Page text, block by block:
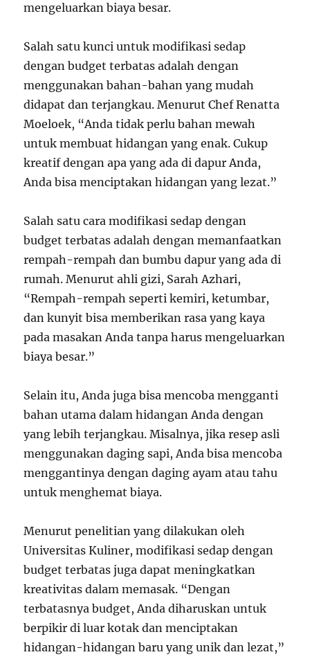
mengeluarkan biaya besar.
Salah satu kunci untuk modifikasi sedap
dengan budget terbatas adalah dengan
menggunakan bahan-bahan yang mudah
didapat dan terjangkau. Menurut Chef Renatta
Moeloek, “Anda tidak perlu bahan mewah
untuk membuat hidangan yang enak. Cukup
kreatif dengan apa yang ada di dapur Anda,
Anda bisa menciptakan hidangan yang lezat.”
Salah satu cara modifikasi sedap dengan
budget terbatas adalah dengan memanfaatkan
rempah-rempah dan bumbu dapur yang ada di
rumah. Menurut ahli gizi, Sarah Azhari,
“Rempah-rempah seperti kemiri, ketumbar,
dan kunyit bisa memberikan rasa yang kaya
pada masakan Anda tanpa harus mengeluarkan
biaya besar.”
Selain itu, Anda juga bisa mencoba mengganti
bahan utama dalam hidangan Anda dengan
yang lebih terjangkau. Misalnya, jika resep asli
menggunakan daging sapi, Anda bisa mencoba
menggantinya dengan daging ayam atau tahu
untuk menghemat biaya.
Menurut penelitian yang dilakukan oleh
Universitas Kuliner, modifikasi sedap dengan
budget terbatas juga dapat meningkatkan
kreativitas dalam memasak. “Dengan
terbatasnya budget, Anda diharuskan untuk
berpikir di luar kotak dan menciptakan
hidangan-hidangan baru yang unik dan lezat,”